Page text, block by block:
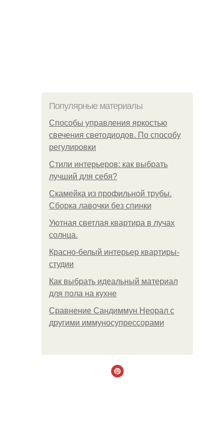
Популярные материалы
Способы управления яркостью
свечения светодиодов. По способу
регулировки
Стили интерьеров: как выбрать
лучший для себя?
Скамейка из профильной трубы.
Сборка лавочки без спинки
Уютная светлая квартира в лучах
солнца.
Красно-белый интерьер квартиры-
студии
Как выбрать идеальный материал
для пола на кухне
Сравнение Сандиммун Неорал с
другими иммуносупрессорами